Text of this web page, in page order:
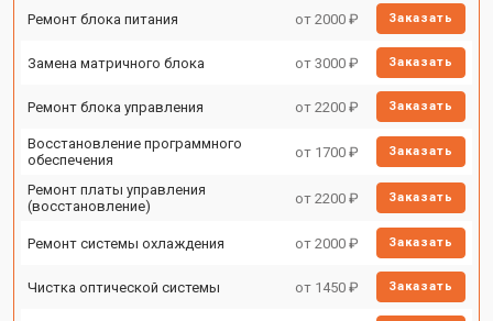
Ремонт блока питания от 2000 ₽ Заказать
Замена матричного блока от 3000 ₽ Заказать
Ремонт блока управления от 2200 ₽ Заказать
Восстановление программного
обеспечения
от 1700 ₽ Заказать
Ремонт платы управления
(восстановление)
от 2200 ₽ Заказать
Ремонт системы охлаждения от 2000 ₽ Заказать
Чистка оптической системы от 1450 ₽ Заказать